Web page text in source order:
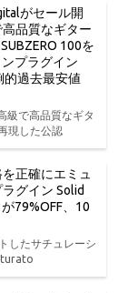
がセール開
品質なギター
100を
プラグイン
的過去最安値
級で高品質なギタ
現した公認
正確にエミュ
グイン Solid
79%OFF、10
したサチュレーシ